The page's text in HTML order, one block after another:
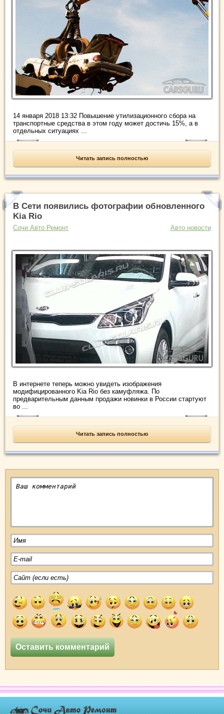
14 января 2018 13:32 Повышение утилизационного сбора на
транспортные средства в этом году может достичь 15%, а в
отдельных ситуациях ...
Читать запись полностью
В Сети появились фотографии обновленного
Kia Rio
Сочи Авто Ремонт Авто новости
В интернете теперь можно увидеть изображения
модифицированного Kia Rio без камуфляжа. По
предварительным данным продажи новинки в России стартуют
во ...
Читать запись полностью